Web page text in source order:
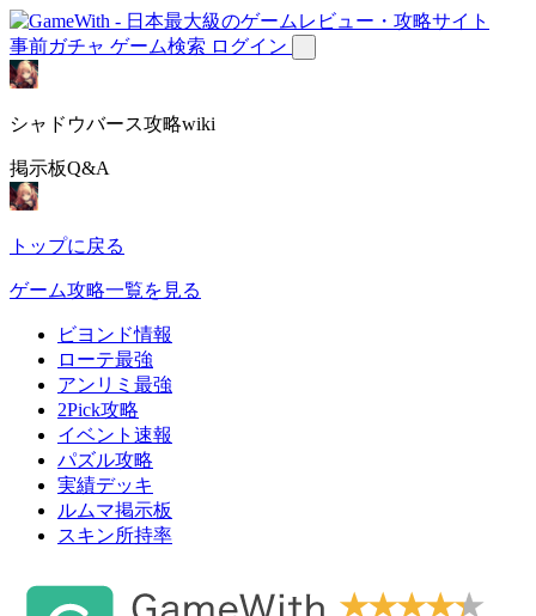
事前ガチャ ゲーム検索 ログイン
シャドウバース攻略wiki
掲示板Q&A
トップに戻る
ゲーム攻略一覧を見る
ビヨンド情報
ローテ最強
アンリミ最強
2Pick攻略
イベント速報
パズル攻略
実績デッキ
ルムマ掲示板
スキン所持率